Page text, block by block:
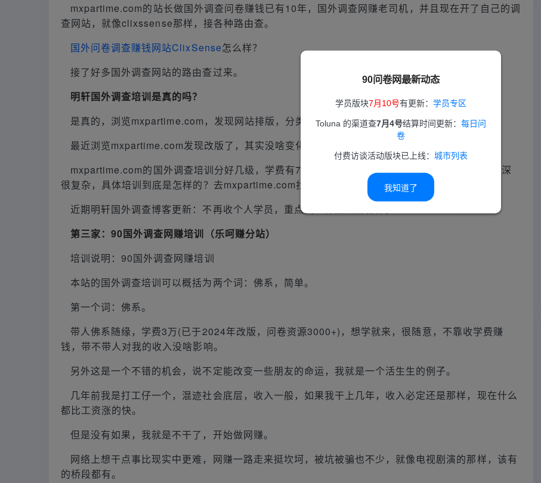
90问卷网最新动态
学员版块7月10号有更新： 学员专区
Toluna 的渠道查7月4号结算时间更新： 每日问
卷
付费访谈活动版块已上线： 城市列表
我知道了
mxpartime.com的站长做国外调查问卷赚钱已有10年，国外调查网赚老司机，并且现在开了自己的调
查网站，就像clixssense那样，接各种路由查。
国外问卷调查赚钱网站ClixSense怎么样？
接了好多国外调查网站的路由查过来。
明轩国外调查培训是真的吗？
是真的，浏览mxpartime.com，发现网站排版，分类混乱，建议改版！
最近浏览mxpartime.com发现改版了，其实没啥变化，只是加了个BG。
mxpartime.com的国外调查培训分好几级，学费有7500，1万，2万5，3万甚至5万的，感觉水很深
很复杂，具体培训到底是怎样的？去mxpartime.com找到站长qq咨询即可。
近期明轩国外调查博客更新：不再收个人学员，重点搞工作室加盟合作。
第三家：90国外调查网赚培训（乐呵赚分站）
培训说明：90国外调查网赚培训
本站的国外调查培训可以概括为两个词：佛系，简单。
第一个词：佛系。
带人佛系随缘，学费3万(已于2024年改版，问卷资源3000+)，想学就来，很随意，不靠收学费赚
钱，带不带人对我的收入没啥影响。
另外这是一个不错的机会，说不定能改变一些朋友的命运，我就是一个活生生的例子。
几年前我是打工仔一个，混迹社会底层，收入一般，如果我干上几年，收入必定还是那样，现在什么
都比工资涨的快。
但是没有如果，我就是不干了，开始做网赚。
网络上想干点事比现实中更难，网赚一路走来挺坎坷，被坑被骗也不少，就像电视剧演的那样，该有
的桥段都有。